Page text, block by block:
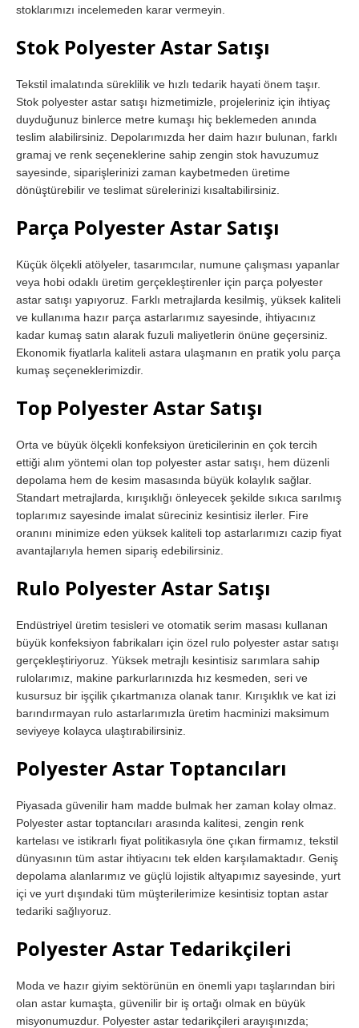
stoklarımızı incelemeden karar vermeyin.
Stok Polyester Astar Satışı
Tekstil imalatında süreklilik ve hızlı tedarik hayati önem taşır.
Stok polyester astar satışı hizmetimizle, projeleriniz için ihtiyaç
duyduğunuz binlerce metre kumaşı hiç beklemeden anında
teslim alabilirsiniz. Depolarımızda her daim hazır bulunan, farklı
gramaj ve renk seçeneklerine sahip zengin stok havuzumuz
sayesinde, siparişlerinizi zaman kaybetmeden üretime
dönüştürebilir ve teslimat sürelerinizi kısaltabilirsiniz.
Parça Polyester Astar Satışı
Küçük ölçekli atölyeler, tasarımcılar, numune çalışması yapanlar
veya hobi odaklı üretim gerçekleştirenler için parça polyester
astar satışı yapıyoruz. Farklı metrajlarda kesilmiş, yüksek kaliteli
ve kullanıma hazır parça astarlarımız sayesinde, ihtiyacınız
kadar kumaş satın alarak fuzuli maliyetlerin önüne geçersiniz.
Ekonomik fiyatlarla kaliteli astara ulaşmanın en pratik yolu parça
kumaş seçeneklerimizdir.
Top Polyester Astar Satışı
Orta ve büyük ölçekli konfeksiyon üreticilerinin en çok tercih
ettiği alım yöntemi olan top polyester astar satışı, hem düzenli
depolama hem de kesim masasında büyük kolaylık sağlar.
Standart metrajlarda, kırışıklığı önleyecek şekilde sıkıca sarılmış
toplarımız sayesinde imalat süreciniz kesintisiz ilerler. Fire
oranını minimize eden yüksek kaliteli top astarlarımızı cazip fiyat
avantajlarıyla hemen sipariş edebilirsiniz.
Rulo Polyester Astar Satışı
Endüstriyel üretim tesisleri ve otomatik serim masası kullanan
büyük konfeksiyon fabrikaları için özel rulo polyester astar satışı
gerçekleştiriyoruz. Yüksek metrajlı kesintisiz sarımlara sahip
rulolarımız, makine parkurlarınızda hız kesmeden, seri ve
kusursuz bir işçilik çıkartmanıza olanak tanır. Kırışıklık ve kat izi
barındırmayan rulo astarlarımızla üretim hacminizi maksimum
seviyeye kolayca ulaştırabilirsiniz.
Polyester Astar Toptancıları
Piyasada güvenilir ham madde bulmak her zaman kolay olmaz.
Polyester astar toptancıları arasında kalitesi, zengin renk
kartelası ve istikrarlı fiyat politikasıyla öne çıkan firmamız, tekstil
dünyasının tüm astar ihtiyacını tek elden karşılamaktadır. Geniş
depolama alanlarımız ve güçlü lojistik altyapımız sayesinde, yurt
içi ve yurt dışındaki tüm müşterilerimize kesintisiz toptan astar
tedariki sağlıyoruz.
Polyester Astar Tedarikçileri
Moda ve hazır giyim sektörünün en önemli yapı taşlarından biri
olan astar kumaşta, güvenilir bir iş ortağı olmak en büyük
misyonumuzdur. Polyester astar tedarikçileri arayışınızda;